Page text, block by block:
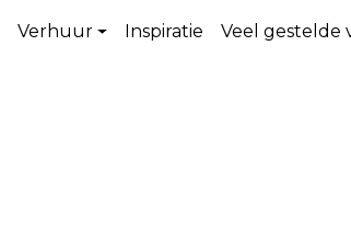
Verhuur Inspiratie Veel gestelde